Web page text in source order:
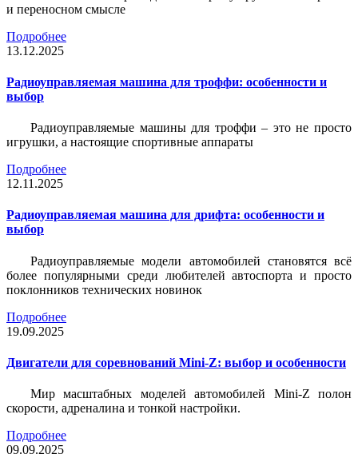
и переносном смысле
Подробнее
13.12.2025
Радиоуправляемая машина для троффи: особенности и
выбор
Радиоуправляемые машины для троффи – это не просто
игрушки, а настоящие спортивные аппараты
Подробнее
12.11.2025
Радиоуправляемая машина для дрифта: особенности и
выбор
Радиоуправляемые модели автомобилей становятся всё
более популярными среди любителей автоспорта и просто
поклонников технических новинок
Подробнее
19.09.2025
Двигатели для соревнований Mini-Z: выбор и особенности
Мир масштабных моделей автомобилей Mini-Z полон
скорости, адреналина и тонкой настройки.
Подробнее
09.09.2025